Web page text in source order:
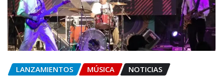
LANZAMIENTOS MÚSICA NOTICIAS